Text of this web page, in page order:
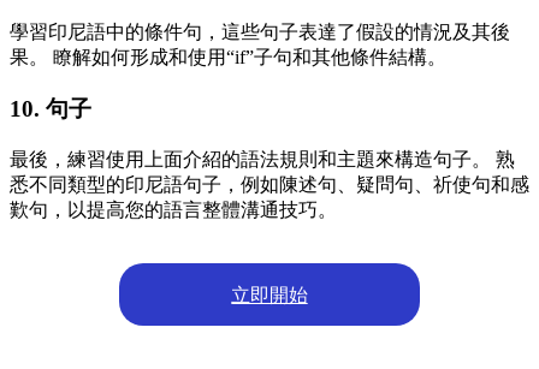
學習印尼語中的條件句，這些句子表達了假設的情況及其後
果。 瞭解如何形成和使用“if”子句和其他條件結構。
10. 句子
最後，練習使用上面介紹的語法規則和主題來構造句子。 熟
悉不同類型的印尼語句子，例如陳述句、疑問句、祈使句和感
歎句，以提高您的語言整體溝通技巧。
立即開始